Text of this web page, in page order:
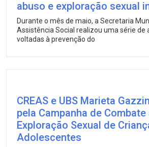
abuso e exploração sexual
Durante o mês de maio, a Secretaria
Assistência Social realizou uma série de
voltadas à prevenção do
CREAS e UBS Marieta
pela Campanha de
Exploração Sexual de
Adolescentes